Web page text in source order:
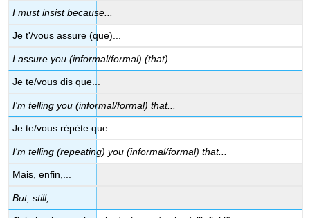
I must insist because...
Je t'/vous assure (que)...
I assure you (informal/formal) (that)...
Je te/vous dis que...
I'm telling you (informal/formal) that...
Je te/vous répète que...
I'm telling (repeating) you (informal/formal) that...
Mais, enfin,...
But, still,...